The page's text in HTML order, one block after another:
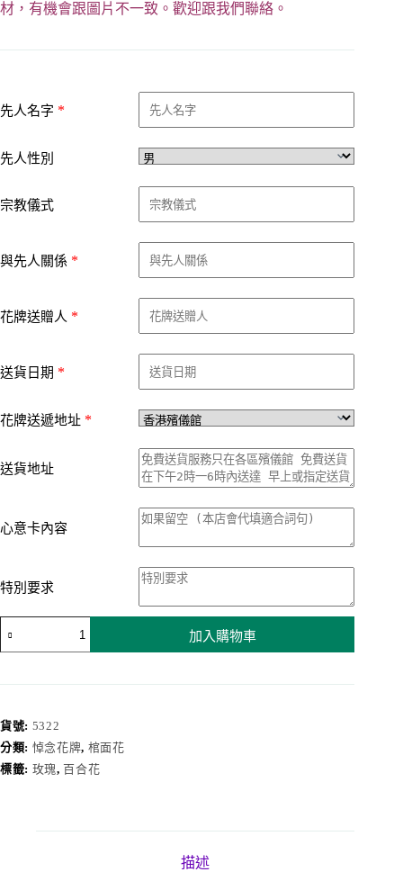
材，有機會跟圖片不一致。歡迎跟我們聯絡。
先人名字 *
先人性別
宗教儀式
與先人關係 *
花牌送贈人 *
送貨日期 *
花牌送遞地址 *
送貨地址
心意卡內容
特別要求
量
加入購物車
貨號: 5322
分類: 悼念花牌, 棺面花
標籤: 玫瑰,百合花
描述